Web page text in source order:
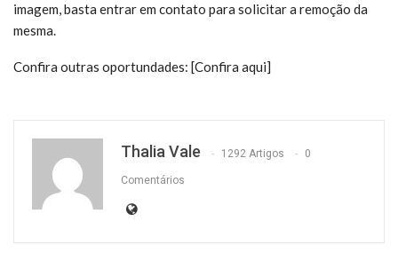
imagem, basta entrar em contato para solicitar a remoção da
mesma.
Confira outras oportundades: [Confira aqui]
Thalia Vale 1292 Artigos 0
Comentários